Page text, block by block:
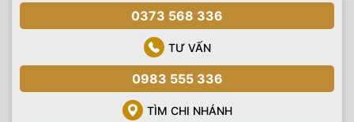
0373 568 336
TƯ VẤN
0983 555 336
TÌM CHI NHÁNH